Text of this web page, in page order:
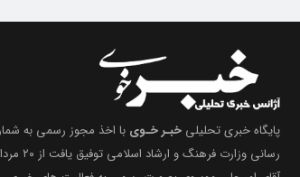
پایگاه خبری تحلیلی خبـر خـوی